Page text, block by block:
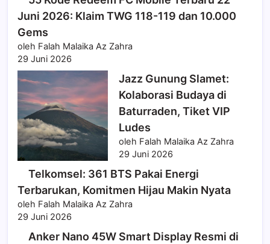
Juni 2026: Klaim TWG 118-119 dan 10.000
Gems
oleh Falah Malaika Az Zahra
29 Juni 2026
Jazz Gunung Slamet:
Kolaborasi Budaya di
Baturraden, Tiket VIP
Ludes
oleh Falah Malaika Az Zahra
29 Juni 2026
Telkomsel: 361 BTS Pakai Energi
Terbarukan, Komitmen Hijau Makin Nyata
oleh Falah Malaika Az Zahra
29 Juni 2026
Anker Nano 45W Smart Display Resmi di